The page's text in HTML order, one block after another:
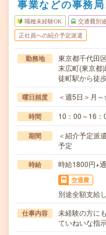
事業などの事務
職種未経験OK 交通費別
正社員への紹介予定派遣
勤務地
東京都千代田
末広町(東京都
徒町駅から徒
曜日頻度 ＜週5日＞月
時間 10：00～16：
期間
＜紹介予定派
予定
時給 時給1800円+
交通費
別途全額支給
仕事内容
未経験の方に
ていねいな指